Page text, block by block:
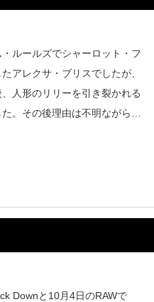
ルールズでシャーロット・フ
アレクサ・ブリスでしたが、
人形のリリーを引き裂かれる
。その後理由は不明ながら
Downと10月4日のRAWで